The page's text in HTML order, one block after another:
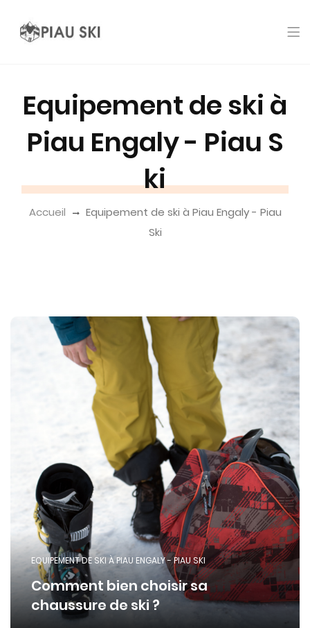
Equipement de ski à
Piau Engaly - Piau S
ki
Accueil
Equipement de ski à Piau Engaly - Piau
Ski
EQUIPEMENT DE SKI À PIAU ENGALY - PIAU SKI
Comment bien choisir sa
chaussure de ski ?